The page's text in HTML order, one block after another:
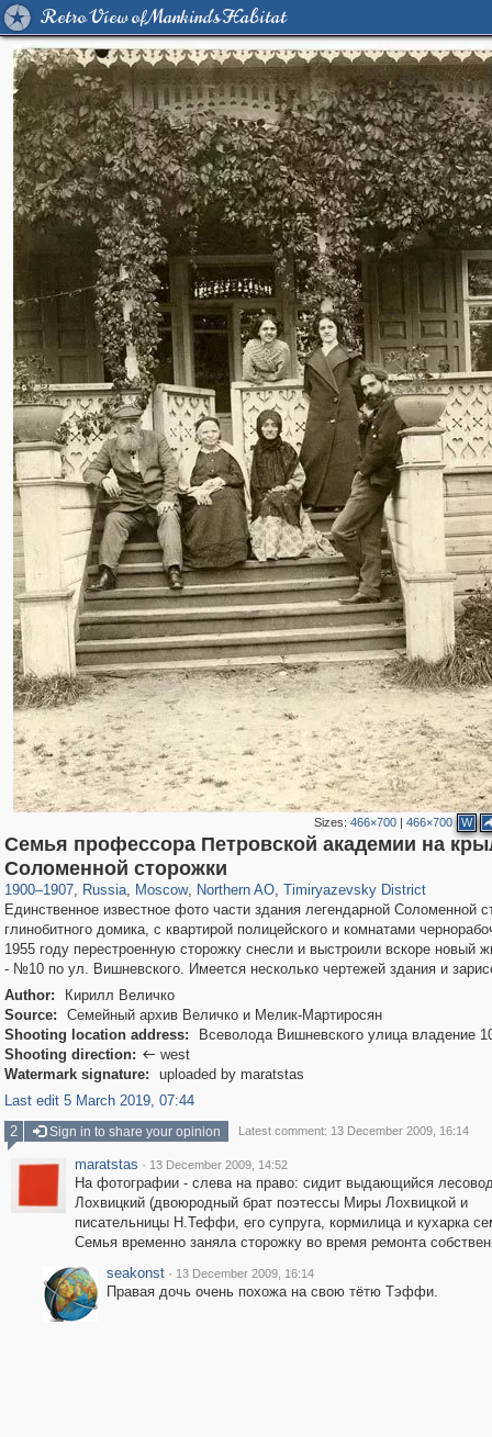
Retro View of Mankind's Habitat
Sizes:466×700 |466×700 W
Семья профессора Петровской академии на
Соломенной сторожки
1900–1907, Russia
1,407,328 29,248
, Moscow
319,882 8,286
, Northern AO
22,544 598
, Timiryazevsky District
Единственное известное фото части здания легендарной Соломенной
глинобитного домика, с квартирой полицейского и комнатами
1955 году перестроенную сторожку снесли и выстроили вскоре новый
- №10 по ул. Вишневского. Имеется несколько чертежей здания и
Author:
Кирилл Величко
Source:
Семейный архив Величко и Мелик-Мартиросян
Shooting location address:
Всеволода Вишневского улица владение
Shooting direction:  west
Watermark signature:
uploaded by maratstas
Last edit 5 March 2019, 07:44
2
Sign in to share your opinion Latest comment: 13 December 2009, 16:14
maratstas · 13 December 2009, 14:52
На фотографии - слева на право: сидит выдающийся
Лохвицкий (двоюродный брат поэтессы Миры Лохвицкой и
писательницы Н.Теффи, его супруга, кормилица и кухарка
Семья временно заняла сторожку во время ремонта
seakonst · 13 December 2009, 16:14
Правая дочь очень похожа на свою тётю Тэффи.